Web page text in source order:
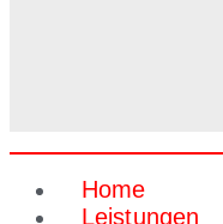
Home
Leistungen